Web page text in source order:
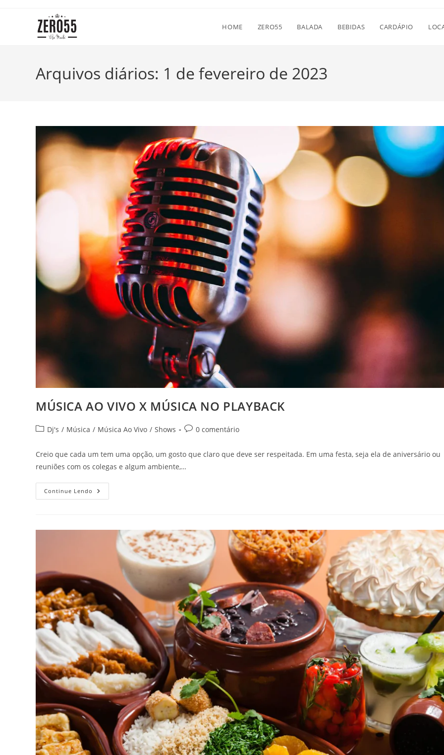
HOME ZERO55 BALADA BEBIDAS CARDÁPIO
Arquivos diários: 1 de fevereiro de 2023
MÚSICA AO VIVO X MÚSICA NO PLAYBACK
Categoria
post:
Dj's / Música / Música Ao Vivo / Shows
Comentários
0 comentário
Creio que cada um tem uma opção, um gosto que claro que deve ser respeitada. Em uma festa, seja ela de aniversário ou
reuniões com os colegas e algum ambiente,…
Continue Lendo MÚSICA
AO
PLAYBACK